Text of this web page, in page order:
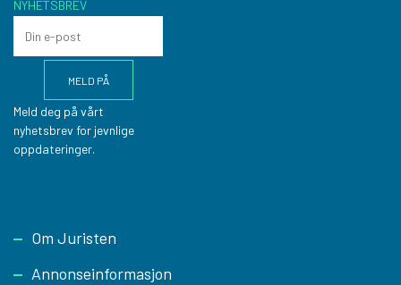
NYHETSBREV
Meld deg på vårt
nyhetsbrev for jevnlige
oppdateringer.
Footer
Om Juristen
Annonseinformasjon